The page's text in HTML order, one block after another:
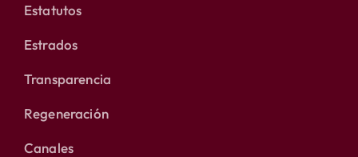
Estatutos
Estrados
Transparencia
Regeneración
Canales